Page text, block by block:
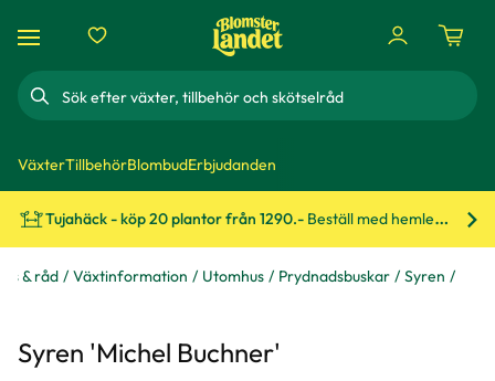
Sök
VäxterTillbehörBlombudErbjudanden
Tujahäck - köp 20 plantor från 1290.- Beställ med hemleverans!
& råd Växtinformation Utomhus Prydnadsbuskar Syren
Syren 'Michel Buchner'